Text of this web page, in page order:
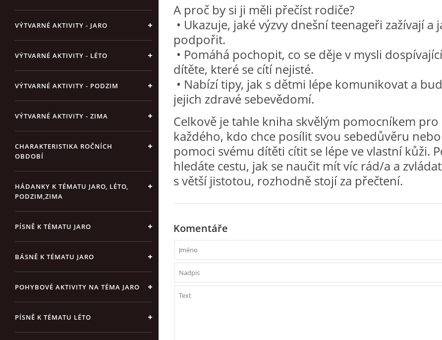
VÝTVARNÉ AKTIVITY - JARO
VÝTVARNÉ AKTIVITY - LÉTO
VÝTVARNÉ AKTIVITY - PODZIM
VÝTVARNÉ AKTIVITY - ZIMA
CHARAKTERISTIKA ROČNÍCH
OBDOBÍ
HÁDANKY K TÉMATU JARO, LÉTO,
PODZIM,ZIMA
PÍSNĚ K TÉMATU JARO
BÁSNĚ K TÉMATU JARO
POHYBOVÉ AKTIVITY NA TÉMA JARO
PÍSNĚ K TÉMATU LÉTO
A proč by si ji měli přečíst rodiče?
• Ukazuje, jaké výzvy dnešní teenageři zažívají a
podpořit.
• Pomáhá pochopit, co se děje v mysli
dítěte, které se cítí nejisté.
• Nabízí tipy, jak s dětmi lépe komunikovat a
jejich zdravé sebevědomí.
Celkově je tahle kniha skvělým pomocníkem pro
každého, kdo chce posílit svou sebedůvěru nebo
pomoci svému dítěti cítit se lépe ve vlastní kůži.
hledáte cestu, jak se naučit mít víc rád/a a
s větší jistotou, rozhodně stojí za přečtení.
Komentáře